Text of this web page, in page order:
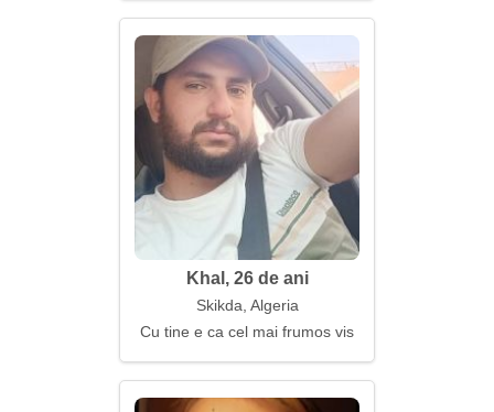
Khal, 26 de ani
Skikda, Algeria
Cu tine e ca cel mai frumos vis